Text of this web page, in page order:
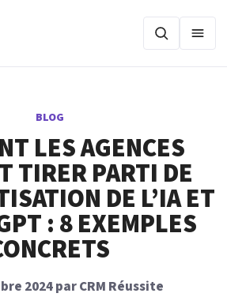
BLOG
LES AGENCES
TIRER PARTI DE
DE L’IA ET
: 8 EXEMPLES
2024 par CRM Réussite